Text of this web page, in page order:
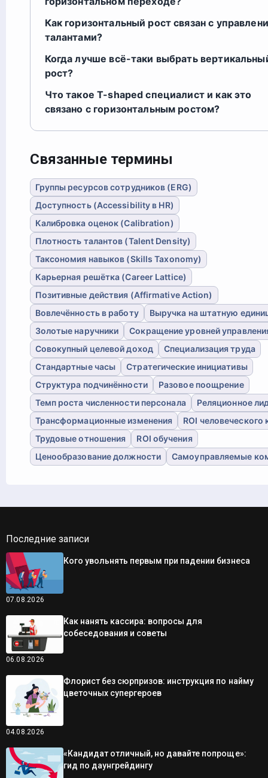
Как горизонтальный рост связан с
талантами?
Когда лучше всё-таки выбрать
рост?
Что такое T-shaped специалист и как это
связано с горизонтальным ростом?
Связанные термины
Группы ресурсов сотрудников (ERG)
Доступность (Accessibility в HR)
Калибровка оценок (Calibration)
Плотность талантов (Talent Density)
Таксономия навыков (Skills Taxonomy)
Карьерная решётка (Career Lattice)
Позитивные действия (Affirmative Action)
Вовлечённость в работу
Выручка на штатную
Золотые наручники
Сокращение уровней
Совокупный целевой доход
Специализация труда
Стандартные часы
Стратегические инициативы
Структура подчинённости
Разовое поощрение
Темп роста численности персонала
Реляционное
Трансформационные изменения
ROI человеческого
Трудовые отношения
ROI обучения
Ценообразование должности
Самоуправляемые
Последние записи
07.08.2026
Кого увольнять первым при падении бизнеса
06.08.2026
Как нанять кассира: вопросы для
собеседования и советы
04.08.2026
Флорист без сюрпризов: инструкция по найму
цветочных супергероев
«Кандидат отличный, но давайте попроще»:
гид по даунгрейдингу